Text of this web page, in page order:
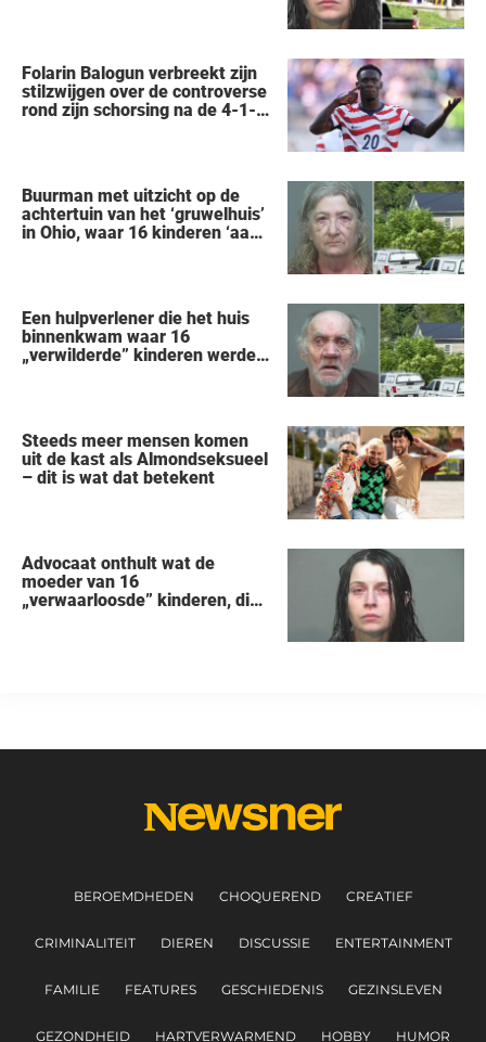
Folarin Balogun verbreekt zijn
stilzwijgen over de controverse
rond zijn schorsing na de 4-1-
Buurman met uitzicht op de
achtertuin van het ‘gruwelhuis’
in Ohio, waar 16 kinderen ‘aan
Een hulpverlener die het huis
binnenkwam waar 16
„verwilderde” kinderen werden
Steeds meer mensen komen
uit de kast als Almondseksueel
– dit is wat dat betekent
Advocaat onthult wat de
moeder van 16
„verwaarloosde” kinderen, die
BEROEMDHEDEN CHOQUEREND CREATIEF
CRIMINALITEIT DIEREN DISCUSSIE ENTERTAINMENT
FAMILIE FEATURES GESCHIEDENIS GEZINSLEVEN
GEZONDHEID HARTVERWARMEND HOBBY HUMOR